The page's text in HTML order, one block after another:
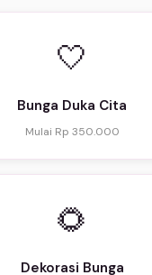
🤍
Bunga Duka Cita
Mulai Rp 350.000
🌻
Dekorasi Bunga